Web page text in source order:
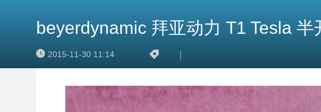
beyerdynamic 拜亚动力 T1 Tesla
2015-11-30 11:14